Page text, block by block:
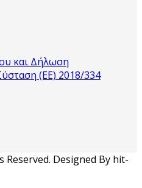
και Δήλωση
(ΕΕ) 2018/334
Reserved. Designed By hit-